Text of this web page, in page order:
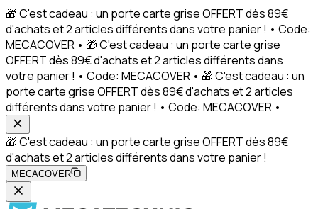
🎁 C'est cadeau : un porte carte grise OFFERT dès 89€
d'achats et 2 articles différents dans votre panier ! • Code:
MECACOVER • 🎁 C'est cadeau : un porte carte grise
OFFERT dès 89€ d'achats et 2 articles différents dans
votre panier ! • Code: MECACOVER • 🎁 C'est cadeau : un
porte carte grise OFFERT dès 89€ d'achats et 2 articles
différents dans votre panier ! • Code: MECACOVER •
🎁 C'est cadeau : un porte carte grise OFFERT dès 89€
d'achats et 2 articles différents dans votre panier !
MECACOVER